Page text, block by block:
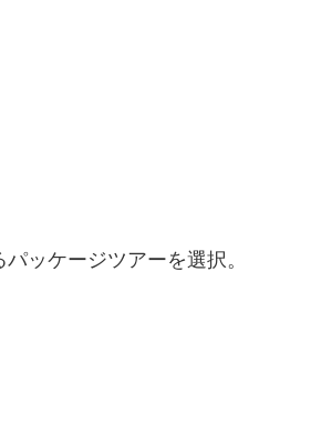
ッケージツアーを選択。